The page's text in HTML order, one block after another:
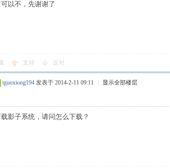
以不，先谢谢了
支持 反对
tguoxiong194 发表于 2014-2-11 09:11 显示全部楼层
影子系统，请问怎么下载？